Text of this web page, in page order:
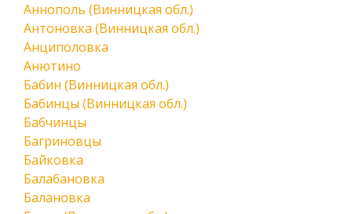
Аннополь (Винницкая обл.)
Антоновка (Винницкая обл.)
Анциполовка
Анютино
Бабин (Винницкая обл.)
Бабинцы (Винницкая обл.)
Бабчинцы
Багриновцы
Байковка
Балабановка
Балановка